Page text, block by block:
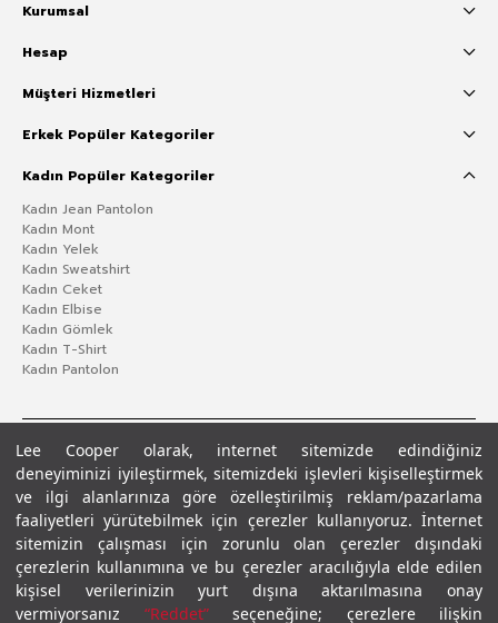
Lee Cooper olarak, internet sitemizde edindiğiniz
deneyiminizi iyileştirmek, sitemizdeki işlevleri kişiselleştirmek
ve ilgi alanlarınıza göre özelleştirilmiş reklam/pazarlama
faaliyetleri yürütebilmek için çerezler kullanıyoruz. İnternet
sitemizin çalışması için zorunlu olan çerezler dışındaki
çerezlerin kullanımına ve bu çerezler aracılığıyla elde edilen
kişisel verilerinizin yurt dışına aktarılmasına onay
vermiyorsanız “Reddet”seçeneğine; çerezlere ilişkin
Kurumsal
Hesap
Müşteri Hizmetleri
Erkek Popüler Kategoriler
Kadın Popüler Kategoriler
Kadın Jean Pantolon
Kadın Mont
Kadın Yelek
Kadın Sweatshirt
Kadın Ceket
Kadın Elbise
Kadın Gömlek
Kadın T-Shirt
Kadın Pantolon
Gizlilik PolitikasıÇerez Politikası KVKK Aydınlatma MetniŞartlar ve Koşullar
© 2026 Leecooper - Tüm Hakları Saklıdır.